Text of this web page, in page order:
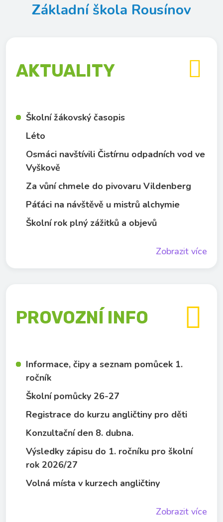
Základní škola Rousínov
AKTUALITY
Školní žákovský časopis
Léto
Osmáci navštívili Čistírnu odpadních vod ve
Vyškově
Za vůní chmele do pivovaru Vildenberg
Páťáci na návštěvě u mistrů alchymie
Školní rok plný zážitků a objevů
Zobrazit více

PROVOZNÍ INFO
Informace, čipy a seznam pomůcek 1.
ročník
Školní pomůcky 26-27
Registrace do kurzu angličtiny pro děti
Konzultační den 8. dubna.
Výsledky zápisu do 1. ročníku pro školní
rok 2026/27
Volná místa v kurzech angličtiny
Zobrazit více
